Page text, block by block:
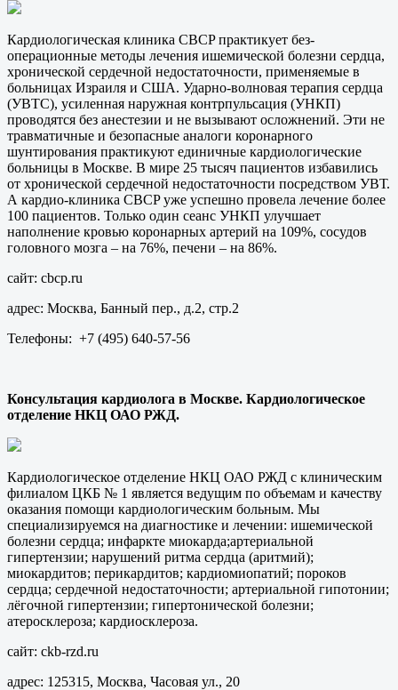
Кардиологическая клиника CBCP практикует без-
операционные методы лечения ишемической болезни сердца,
хронической сердечной недостаточности, применяемые в
больницах Израиля и США. Ударно-волновая терапия cердца
(УВТС), усиленная наружная контрпульсация (УНКП)
проводятся без анестезии и не вызывают осложнений. Эти не
травматичные и безопасные аналоги коронарного
шунтирования практикуют единичные кардиологические
больницы в Москве. В мире 25 тысяч пациентов избавились
от хронической сердечной недостаточности посредством УВТ.
А кардио-клиника CBCP уже успешно провела лечение более
100 пациентов. Только один сеанс УНКП улучшает
наполнение кровью коронарных артерий на 109%, сосудов
головного мозга – на 76%, печени – на 86%.
сайт: cbcp.ru
адрес: Москва, Банный пер., д.2, стр.2
Телефоны: +7 (495) 640-57-56
Консультация кардиолога в Москве. Кардиологическое
отделение НКЦ ОАО РЖД.
Кардиологическое отделение НКЦ ОАО РЖД с клиническим
филиалом ЦКБ № 1 является ведущим по объемам и качеству
оказания помощи кардиологическим больным. Мы
специализируемся на диагностике и лечении: ишемической
болезни сердца; инфаркте миокарда;артериальной
гипертензии; нарушений ритма сердца (аритмий);
миокардитов; перикардитов; кардиомиопатий; пороков
сердца; сердечной недостаточности; артериальной гипотонии;
лёгочной гипертензии; гипертонической болезни;
атеросклероза; кардиосклероза.
сайт: ckb-rzd.ru
адрес: 125315, Москва, Часовая ул., 20